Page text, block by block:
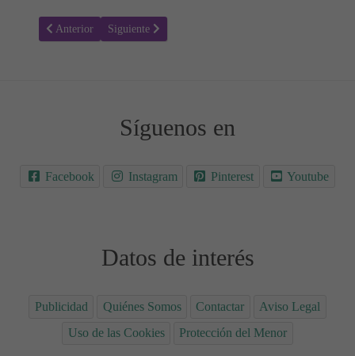
Artículo anterior: Garfield disfrutando de su comida
Anterior Artículo siguiente: Garfield comiendo
Siguiente
Síguenos en
Facebook Instagram Pinterest Youtube
Datos de interés
Publicidad Quiénes Somos Contactar
Aviso Legal
Uso de las Cookies
Protección del Menor